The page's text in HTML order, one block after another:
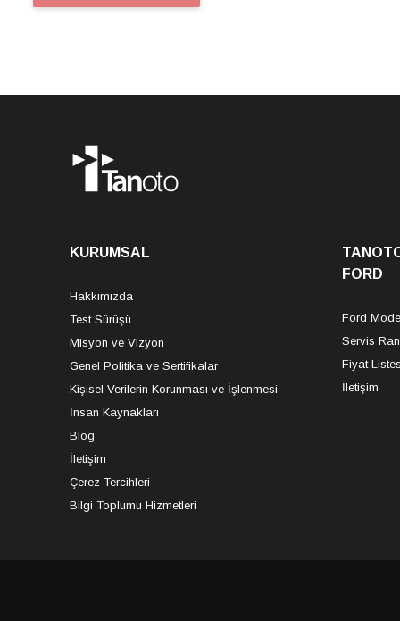
KURUMSAL
Hakkımızda
Test Sürüşü
Misyon ve Vizyon
Genel Politika ve Sertifikalar
Kişisel Verilerin Korunması ve İşlenmesi
İnsan Kaynakları
Blog
İletişim
Çerez Tercihleri
Bilgi Toplumu Hizmetleri
FORD
Ford
Servis
Fiyat
İletişim